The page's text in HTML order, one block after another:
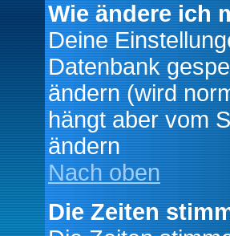
Wie ändere ich
Deine
Datenbank
ändern (wird
hängt aber vom
ändern
Nach oben
Die Zeiten